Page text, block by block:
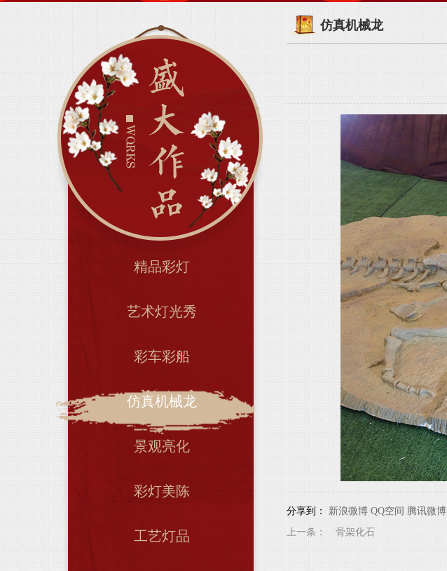
精品彩灯
艺术灯光秀
彩车彩船
仿真机械龙
景观亮化
彩灯美陈
工艺灯品
仿真机械龙
分享到： 新浪微博 QQ空间 腾讯微博
上一条：
骨架化石